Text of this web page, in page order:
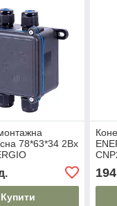
78*63*34 2Вх
Купити